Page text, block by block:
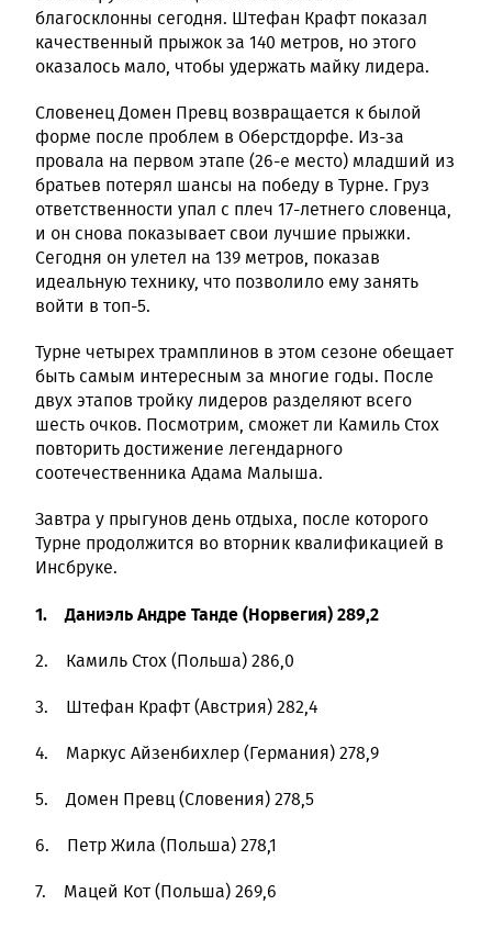
благосклонны сегодня. Штефан Крафт показал
качественный прыжок за 140 метров, но этого
оказалось мало, чтобы удержать майку лидера.
Словенец Домен Превц возвращается к былой
форме после проблем в Оберстдорфе. Из-за
провала на первом этапе (26-е место) младший из
братьев потерял шансы на победу в Турне. Груз
ответственности упал с плеч 17-летнего словенца,
и он снова показывает свои лучшие прыжки.
Сегодня он улетел на 139 метров, показав
идеальную технику, что позволило ему занять
войти в топ-5.
Турне четырех трамплинов в этом сезоне обещает
быть самым интересным за многие годы. После
двух этапов тройку лидеров разделяют всего
шесть очков. Посмотрим, сможет ли Камиль Стох
повторить достижение легендарного
соотечественника Адама Малыша.
Завтра у прыгунов день отдыха, после которого
Турне продолжится во вторник квалификацией в
Инсбруке.
1. Даниэль Андре Танде (Норвегия) 289,2
2. Камиль Стох (Польша) 286,0
3. Штефан Крафт (Австрия) 282,4
4. Маркус Айзенбихлер (Германия) 278,9
5. Домен Превц (Словения) 278,5
6. Петр Жила (Польша) 278,1
7. Мацей Кот (Польша) 269,6